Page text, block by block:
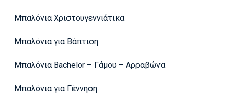
Μπαλόνια Χριστουγεννιάτικα
Μπαλόνια για Βάπτιση
Μπαλόνια Bachelor – Γάμου – Αρραβώνα
Μπαλόνια για Γέννηση